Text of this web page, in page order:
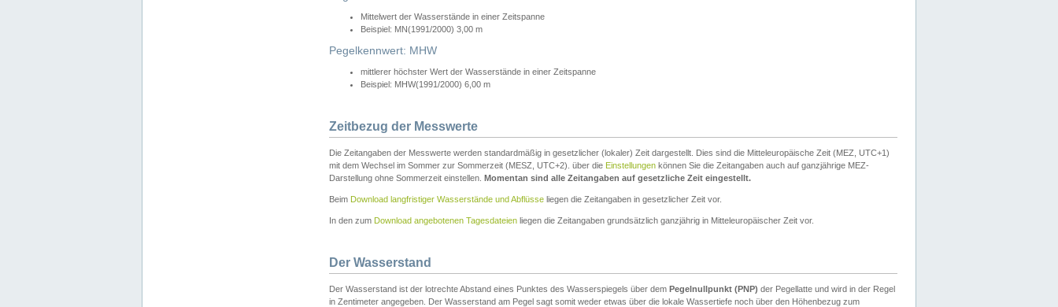
Mittelwert der Wasserstände in einer Zeitspanne
Beispiel: MN(1991/2000) 3,00 m
Pegelkennwert: MHW
mittlerer höchster Wert der Wasserstände in einer Zeitspanne
Beispiel: MHW(1991/2000) 6,00 m
Zeitbezug der Messwerte
Die Zeitangaben der Messwerte werden standardmäßig in gesetzlicher (lokaler) Zeit dargestellt. Dies sind die Mitteleuropäische Zeit (MEZ, UTC+1)
mit dem Wechsel im Sommer zur Sommerzeit (MESZ, UTC+2). über die Einstellungen können Sie die Zeitangaben auch auf ganzjährige MEZ-
Darstellung ohne Sommerzeit einstellen. Momentan sind alle Zeitangaben auf gesetzliche Zeit eingestellt.
Beim Download langfristiger Wasserstände und Abflüsse liegen die Zeitangaben in gesetzlicher Zeit vor.
In den zum Download angebotenen Tagesdateien liegen die Zeitangaben grundsätzlich ganzjährig in Mitteleuropäischer Zeit vor.
Der Wasserstand
Der Wasserstand ist der lotrechte Abstand eines Punktes des Wasserspiegels über dem Pegelnullpunkt (PNP) der Pegellatte und wird in der Regel
in Zentimeter angegeben. Der Wasserstand am Pegel sagt somit weder etwas über die lokale Wassertiefe noch über den Höhenbezug zum